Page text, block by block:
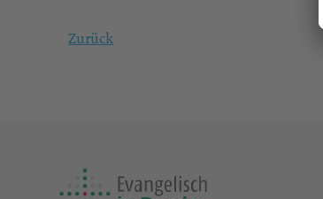
Zurück